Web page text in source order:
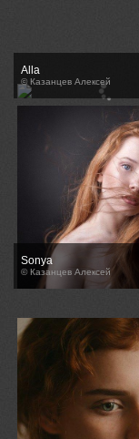
Alla
© Казанцев Алексей
Sonya
© Казанцев Алексей